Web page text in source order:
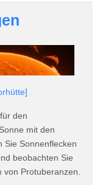
den
mit den
Sie Sonnenflecken
beobachten Sie
Protuberanzen.